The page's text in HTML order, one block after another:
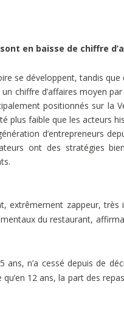
en baisse de chiffre
se développent, tandis que
chiffre d’affaires moyen
positionnés sur la
plus faible que les acteurs
d’entrepreneurs
ont des stratégies
extrêmement zappeur, très
du restaurant,
n’a cessé depuis de
12 ans, la part des